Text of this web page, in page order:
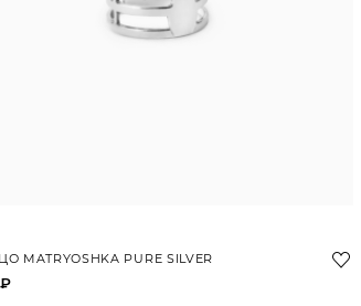
MATRYOSHKA PURE SILVER